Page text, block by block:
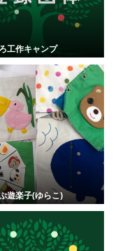
工作キャンプ
遊楽子(ゆらこ)